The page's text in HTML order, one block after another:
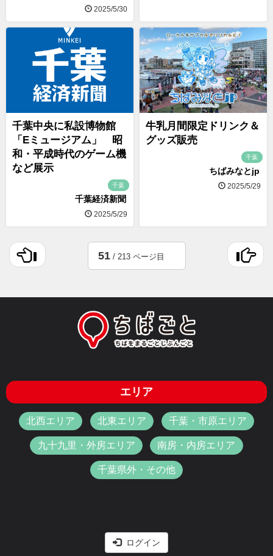
2025/5/30
千葉中央に私設博物館
「Eミュージアム」 昭
和・平成時代のゲーム機
など展示
千葉
千葉経済新聞
2025/5/29
牛乳月間限定ドリンク＆
グッズ販売
千葉
ちばみなとjp
2025/5/29
51/ 213 ページ目
エリア
北西エリア 北東エリア 千葉・市原エリア
九十九里・外房エリア 南房・内房エリア
千葉県外・その他
ログイン